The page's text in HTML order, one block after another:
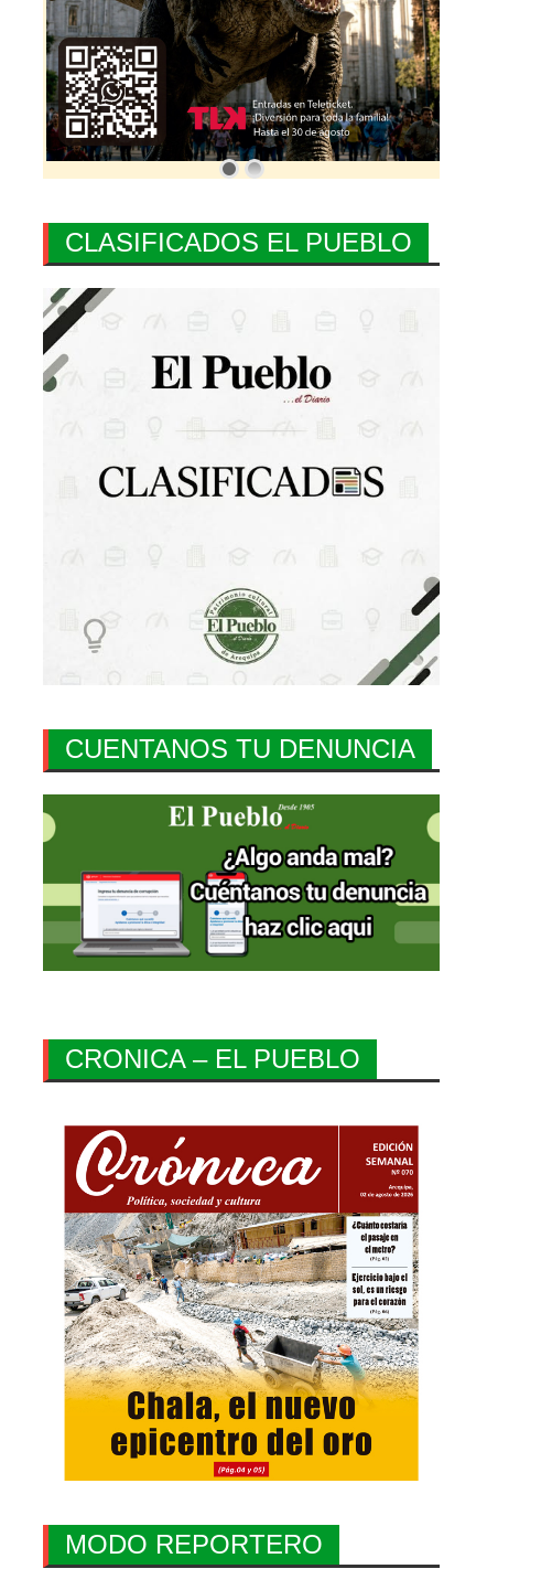
CLASIFICADOS EL PUEBLO
CUENTANOS TU DENUNCIA
CRONICA – EL PUEBLO
MODO REPORTERO